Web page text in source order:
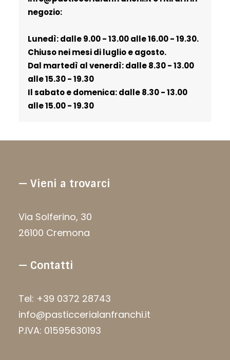
negozio:
Lunedì: dalle 9.00 - 13.00 alle 16.00 - 19.30.
Chiuso nei mesi di luglio e agosto.
Dal martedì al venerdì: dalle 8.30 - 13.00
alle 15.30 - 19.30
Il sabato e domenica: dalle 8.30 - 13.00
alle 15.00 - 19.30
— Vieni a trovarci
Via Solferino, 30
26100 Cremona
— Contatti
Tel: +39 0372 28743
info@pasticcerialanfranchi.it
P.IVA: 01595630193